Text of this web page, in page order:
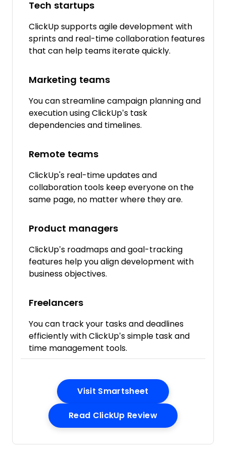
Tech startups
ClickUp supports agile development with
sprints and real-time collaboration features
that can help teams iterate quickly.
Marketing teams
You can streamline campaign planning and
execution using ClickUp’s task
dependencies and timelines.
Remote teams
ClickUp's real-time updates and
collaboration tools keep everyone on the
same page, no matter where they are.
Product managers
ClickUp’s roadmaps and goal-tracking
features help you align development with
business objectives.
Freelancers
You can track your tasks and deadlines
efficiently with ClickUp’s simple task and
time management tools.
Visit Smartsheet Opens New
Read ClickUp ReviewOpens New